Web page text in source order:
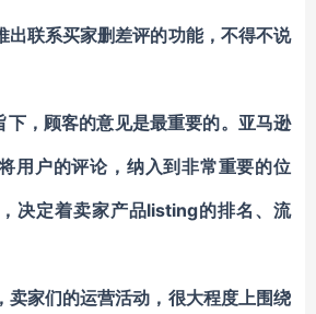
出联系买家删差评的功能，不得不说
下，顾客的意见是最重要的。亚马逊
用户的评论，纳入到非常重要的位
决定着卖家产品listing的排名、流
卖家们的运营活动，很大程度上围绕